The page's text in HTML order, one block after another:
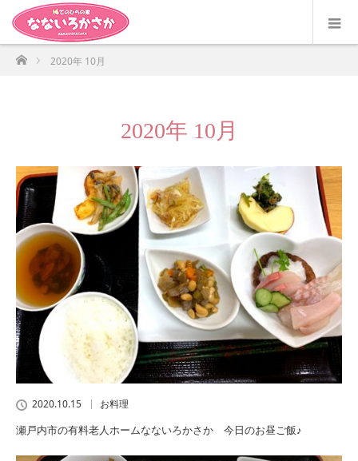
ホーム2020年 10月
2020年 10月
2020.10.15 お料理
瀬戸内市の有料老人ホームなないろかさか 今日のお昼ご飯♪